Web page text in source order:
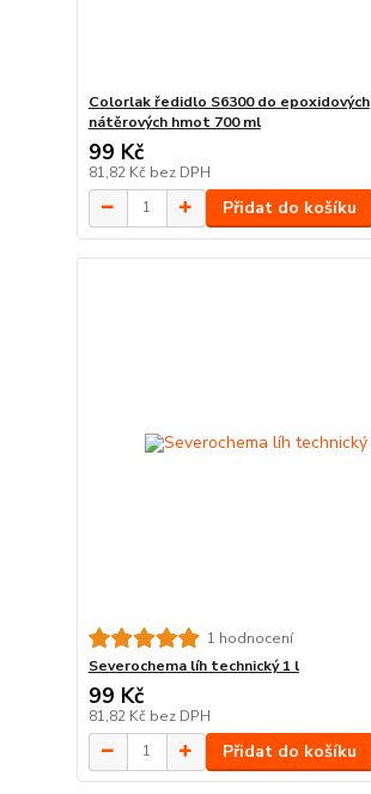
Colorlak ředidlo S6300 do epoxidových
nátěrových hmot 700 ml
99 Kč
81,82 Kč bez DPH
Přidat do košíku
1 hodnocení
Severochema líh technický 1 l
99 Kč
81,82 Kč bez DPH
Přidat do košíku